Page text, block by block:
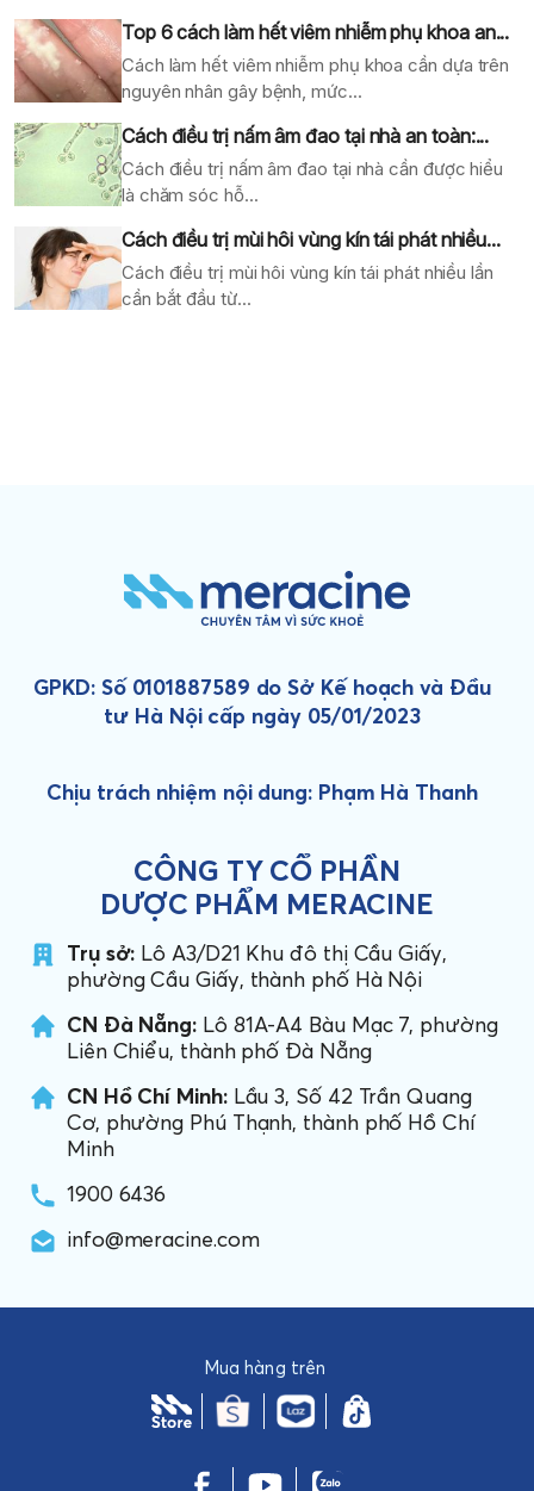
Top 6 cách làm hết viêm nhiễm phụ khoa an...
Cách làm hết viêm nhiễm phụ khoa cần dựa trên
nguyên nhân gây bệnh, mức...
Cách điều trị nấm âm đao tại nhà an toàn:...
Cách điều trị nấm âm đao tại nhà cần được hiểu
là chăm sóc hỗ...
Cách điều trị mùi hôi vùng kín tái phát nhiều...
Cách điều trị mùi hôi vùng kín tái phát nhiều lần
cần bắt đầu từ...
GPKD: Số 0101887589 do Sở Kế hoạch và Đầu
tư Hà Nội cấp ngày 05/01/2023
Chịu trách nhiệm nội dung: Phạm Hà Thanh
CÔNG TY CỔ PHẦN
DƯỢC PHẨM MERACINE
Trụ sở: Lô A3/D21 Khu đô thị Cầu Giấy,
phường Cầu Giấy, thành phố Hà Nội
CN Đà Nẵng: Lô 81A-A4 Bàu Mạc 7, phường
Liên Chiểu, thành phố Đà Nẵng
CN Hồ Chí Minh:Lầu 3, Số 42 Trần Quang
Cơ, phường Phú Thạnh, thành phố Hồ Chí
Minh
1900 6436
info@meracine.com
Mua hàng trên